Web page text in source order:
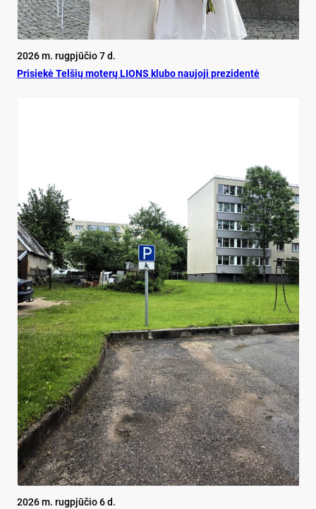
2026 m. rugpjūčio 7 d.
Pri­siekė Tel­šių mo­terų LIONS klu­bo nau­jo­ji pre­zi­dentė
2026 m. rugpjūčio 6 d.